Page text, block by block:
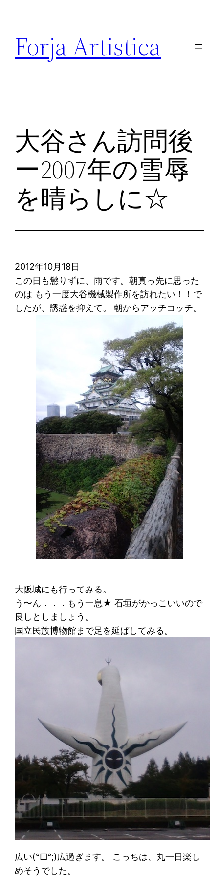
Forja Artistica
大谷さん訪問後
ー2007年の雪辱
を晴らしに☆
2012年10月18日
この日も懲りずに、雨です。朝真っ先に思った
のは もう一度大谷機械製作所を訪れたい！！で
したが、誘惑を抑えて。 朝からアッチコッチ。
大阪城にも行ってみる。
う〜ん．．．もう一息★ 石垣がかっこいいので
良しとしましょう。
国立民族博物館まで足を延ばしてみる。
広い(°□°;)広過ぎます。 こっちは、丸一日楽し
めそうでした。